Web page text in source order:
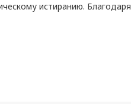
истиранию. Благодаря